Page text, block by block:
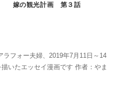
嫁の観光計画 第３話
フォー夫婦、2019年7月11日～14
いたエッセイ漫画です 作者：やま